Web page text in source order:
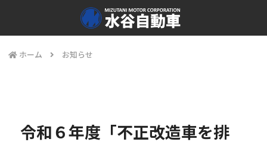
ホーム お知らせ
令和６年度「不正改造車を排